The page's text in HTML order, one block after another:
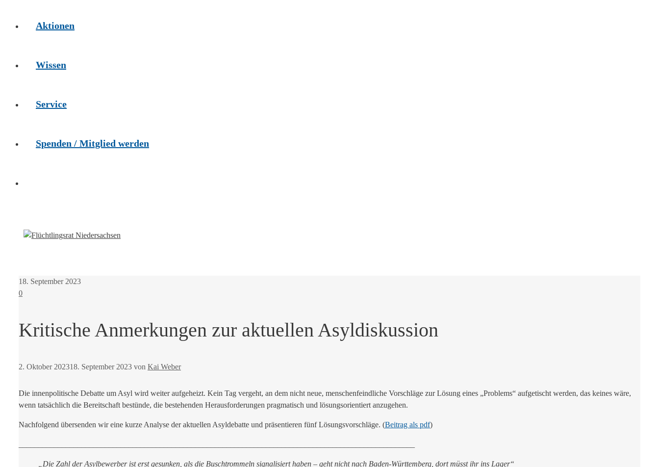
Aktionen
Wissen
Service
Spenden / Mitglied werden
18. September 2023
0
Kritische Anmerkungen zur aktuellen Asyldiskussion
2. Oktober 202318. September 2023 von Kai Weber
Die innenpolitische Debatte um Asyl wird weiter aufgeheizt. Kein Tag vergeht, an dem nicht neue, menschenfeindliche Vorschläge zur Lösung eines „Problems“ aufgetischt werden, das keines wäre,
wenn tatsächlich die Bereitschaft bestünde, die bestehenden Herausforderungen pragmatisch und lösungsorientiert anzugehen.
Nachfolgend übersenden wir eine kurze Analyse der aktuellen Asyldebatte und präsentieren fünf Lösungsvorschläge. (Beitrag als pdf)
„Die Zahl der Asylbewerber ist erst gesunken, als die Buschtrommeln signalisiert haben – geht nicht nach Baden-Württemberg, dort müsst ihr ins Lager“